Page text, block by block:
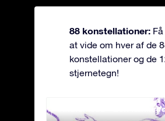
88 konstellationer:
at vide om hver af de
konstellationer og de
stjernetegn!
Andromeda - Den